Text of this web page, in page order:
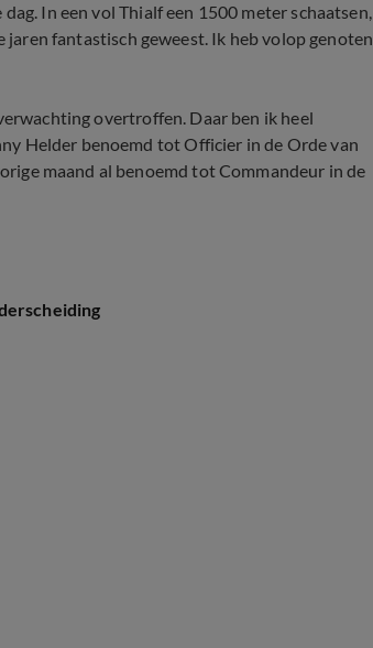
In een vol Thialf een 1500 meter schaatsen,
jaren fantastisch geweest. Ik heb volop genoten
overtroffen. Daar ben ik heel
Helder benoemd tot Officier in de Orde van
maand al benoemd tot Commandeur in de